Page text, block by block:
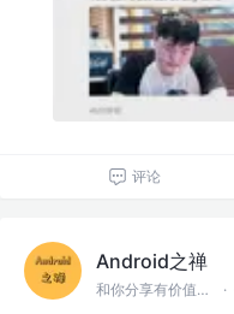
评论
Android之禅
和你分享有价值有思考的技术文章 @微信 Ming_Lyan ·